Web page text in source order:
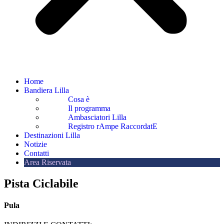
Home
Bandiera Lilla
Cosa è
Il programma
Ambasciatori Lilla
Registro rAmpe RaccordatE
Destinazioni Lilla
Notizie
Contatti
Area Riservata
Pista Ciclabile
Pula